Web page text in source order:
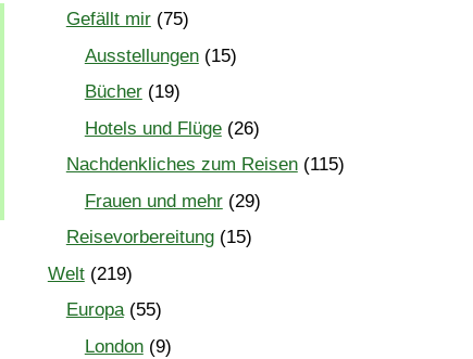
Gefällt mir(75)
Ausstellungen(15)
Bücher(19)
Hotels und Flüge(26)
Nachdenkliches zum Reisen(115)
Frauen und mehr(29)
Reisevorbereitung(15)
Welt(219)
Europa(55)
London(9)